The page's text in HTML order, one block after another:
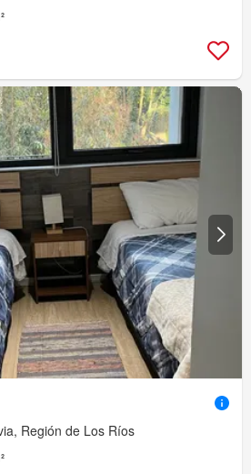
Región de Los Ríos